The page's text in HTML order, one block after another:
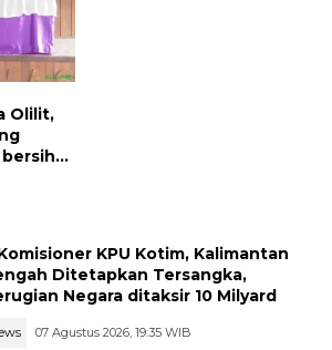
Olilit,
KPU Kotim, Kalimantan
Ditetapkan Tersangka,
Negara ditaksir 10 Milyard
07 Agustus 2026, 19:35 WIB